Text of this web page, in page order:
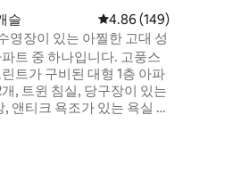
개
슬 평점 4.86점(5점 만점),
4.86 (149)
영장이 있는 아찔한 고대 성
트 중 하나입니다. 고풍스
트가 구비된 대형 1층 아파
, 트윈 침실, 당구장이 있는
앤티크 욕조가 있는 욕실 2